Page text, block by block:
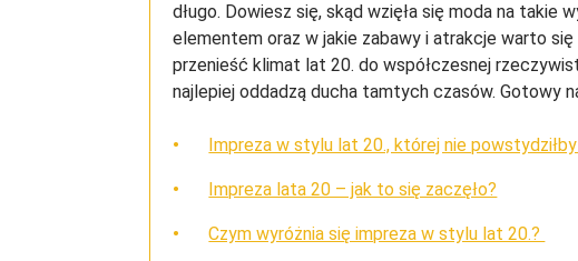
długo. Dowiesz się, skąd wzięła się moda na takie
elementem oraz w jakie zabawy i atrakcje warto
przenieść klimat lat 20. do współczesnej
najlepiej oddadzą ducha tamtych czasów. Gotowy
Impreza w stylu lat 20., której nie
Impreza lata 20 – jak to się zaczęło?
Czym wyróżnia się impreza w stylu lat 20.?